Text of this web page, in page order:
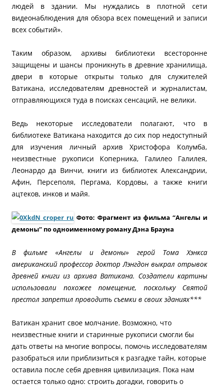
людей в здании. Мы нуждались в плотной сети
видеонаблюдения для обзора всех помещений и записи
всех событий».
Таким образом, архивы библиотеки всесторонне
защищены и шансы проникнуть в древние хранилища,
двери в которые открыты только для служителей
Ватикана, исследователям древностей и журналистам,
отправляющихся туда в поисках сенсаций, не велики.
Ведь некоторые исследователи полагают, что в
библиотеке Ватикана находится до сих пор недоступный
для изучения личный архив Христофора Колумба,
неизвестные рукописи Коперника, Галилео Галилея,
Леонардо да Винчи, книги из библиотек Александрии,
Афин, Персеполя, Пергама, Кордовы, а также книги
ацтеков, инков и майя.
Фото: Фрагмент из фильма “Ангелы и
демоны” по одноименному роману Дэна Брауна
В фильме «Ангелы и демоны» герой Тома Хэнкса
американский профессор доктор Лэнгдон выкрал отрывок
древней книги из архива Ватикана. Создатели картины
использовали похожее помещение, поскольку Святой
престол запретил проводить съемки в своих зданиях***
Ватикан хранит свое молчание. Возможно, что
неизвестные книги и старинные рукописи смогли бы
дать ответы на многие вопросы, помочь исследователям
разобраться или приблизиться к разгадке тайн, которые
оставила после себя древняя цивилизация. Пока нам
остается только одно: строить догадки, говорить о